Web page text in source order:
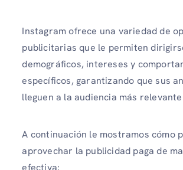
Instagram ofrece una variedad de
publicitarias que le permiten
demográficos, intereses y
específicos, garantizando que sus
lleguen a la audiencia más
A continuación le mostramos cómo
aprovechar la publicidad paga de
efectiva: